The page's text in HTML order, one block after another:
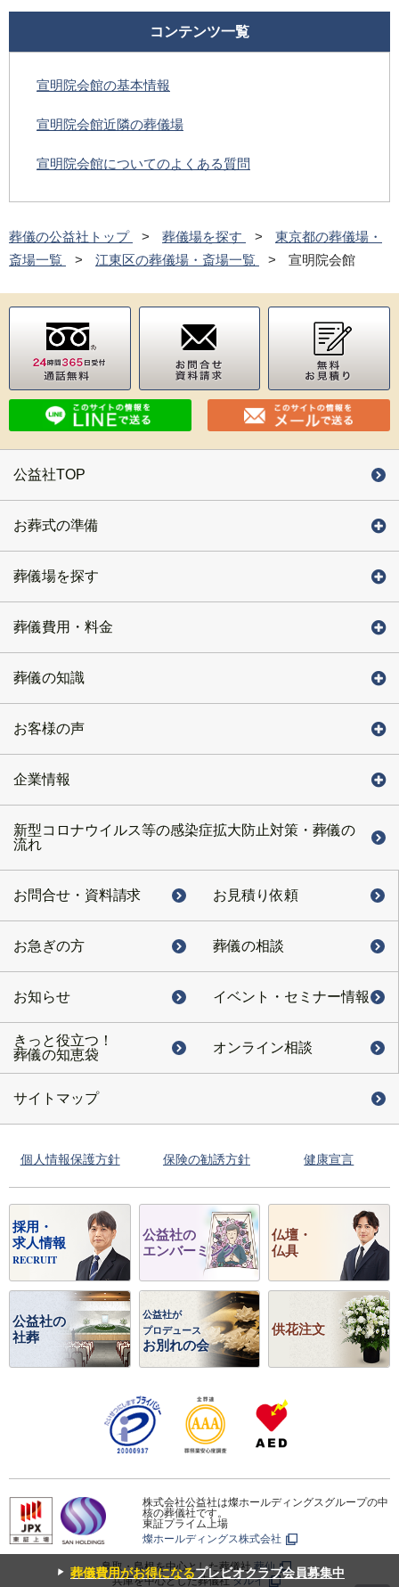
コンテンツ一覧
宣明院会館の基本情報
宣明院会館近隣の葬儀場
宣明院会館についてのよくある質問
葬儀の公益社トップ 葬儀場を探す
東京都の葬儀場・
斎場一覧
江東区の葬儀場・斎場一覧 宣明院会館
公益社TOP
お葬式の準備
葬儀場を探す
葬儀費用・料金
葬儀の知識
お客様の声
企業情報
新型コロナウイルス等の感染症拡大防止対策・葬儀の
流れ
お問合せ・ 資料請求 お見積り依頼
お急ぎの方 葬儀の相談
お知らせ イベント・ セミナー情報
きっと役立つ！
葬儀の知恵袋
オンライン相談
サイトマップ
個人情報保護方針 保険の勧誘方針 健康宣言
採用・
求人情報
RECRUIT
公益社の
エンバーミング
仏壇・
仏具
公益社の
社葬
公益社が
プロデュース
お別れの会
供花注文
株式会社公益社は燦ホールディングスグループの中
核の葬儀社です。
東証プライム上場
燦ホールディングス株式会社
鳥取・島根を中心とした葬儀社葬仙
兵庫を中心とした葬儀社タルイ
▼ 葬儀費用がお得になるプレビオクラブ会員募集中